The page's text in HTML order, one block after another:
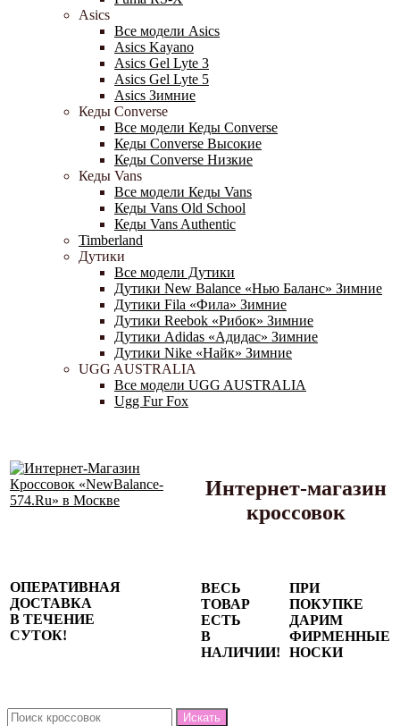
Asics
Все модели Asics
Asics Kayano
Asics Gel Lyte 3
Asics Gel Lyte 5
Asics Зимние
Кеды Converse
Все модели Кеды Converse
Кеды Converse Высокие
Кеды Converse Низкие
Кеды Vans
Все модели Кеды Vans
Кеды Vans Old School
Кеды Vans Authentic
Timberland
Дутики
Все модели Дутики
Дутики New Balance «Нью Баланс» Зимние
Дутики Fila «Фила» Зимние
Дутики Reebok «Рибок» Зимние
Дутики Adidas «Адидас» Зимние
Дутики Nike «Найк» Зимние
UGG AUSTRALIA
Все модели UGG AUSTRALIA
Ugg Fur Fox
Интернет-магазин
кроссовок
ОПЕРАТИВНАЯ
ДОСТАВКА
В ТЕЧЕНИЕ
СУТОК!
ВЕСЬ
ТОВАР
ЕСТЬ
В
НАЛИЧИИ!
ПРИ
ПОКУПКЕ
ДАРИМ
ФИРМЕННЫЕ
НОСКИ